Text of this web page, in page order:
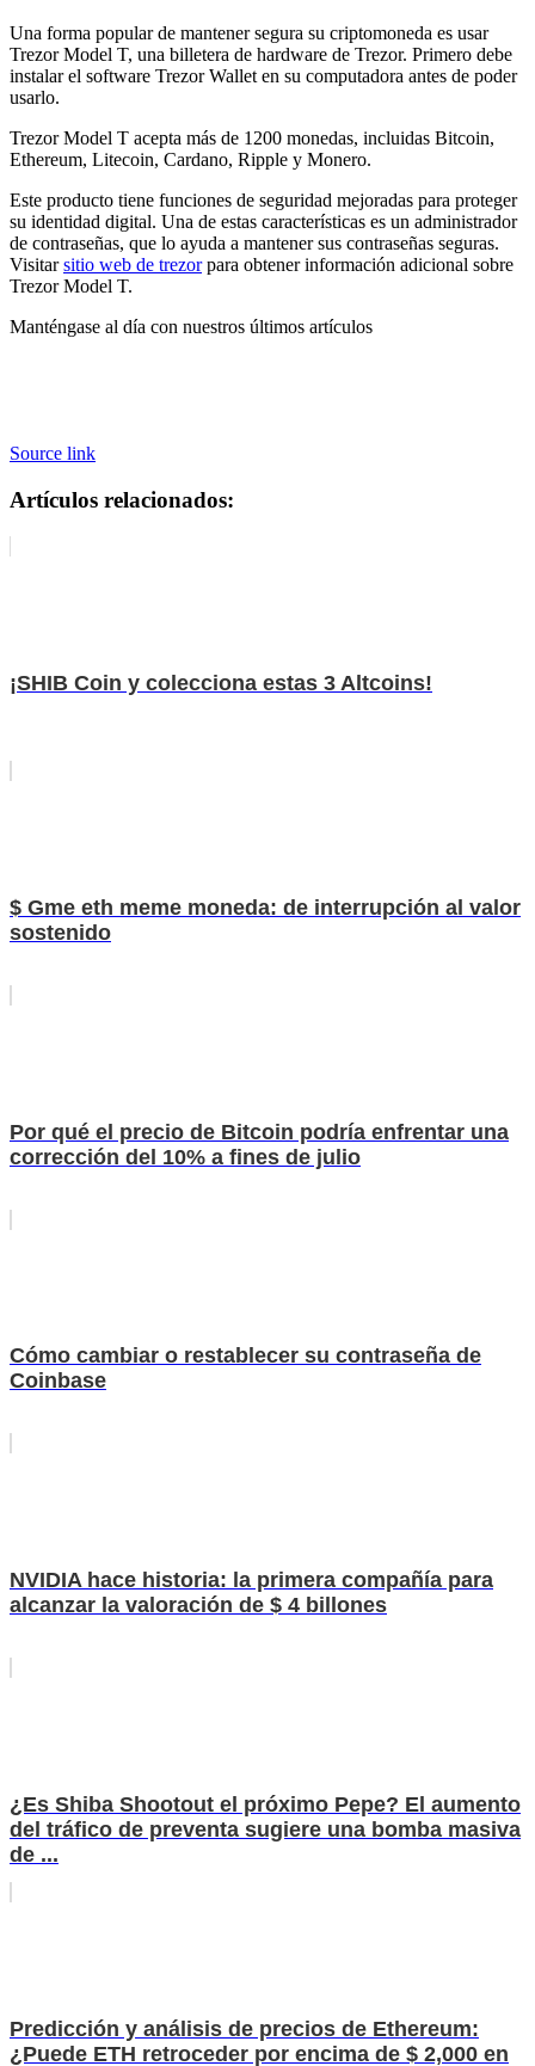
Una forma popular de mantener segura su criptomoneda es usar
Trezor Model T, una billetera de hardware de Trezor. Primero debe
instalar el software Trezor Wallet en su computadora antes de poder
usarlo.
Trezor Model T acepta más de 1200 monedas, incluidas Bitcoin,
Ethereum, Litecoin, Cardano, Ripple y Monero.
Este producto tiene funciones de seguridad mejoradas para proteger
su identidad digital. Una de estas características es un administrador
de contraseñas, que lo ayuda a mantener sus contraseñas seguras.
Visitarsitio web de trezorpara obtener información adicional sobre
Trezor Model T.
Manténgase al día con nuestros últimos artículos
Source link
Artículos relacionados:
¡SHIB Coin y colecciona estas 3 Altcoins!
$ Gme eth meme moneda: de interrupción al valor
sostenido
Por qué el precio de Bitcoin podría enfrentar una
corrección del 10% a fines de julio
Cómo cambiar o restablecer su contraseña de
Coinbase
NVIDIA hace historia: la primera compañía para
alcanzar la valoración de $ 4 billones
¿Es Shiba Shootout el próximo Pepe? El aumento
del tráfico de preventa sugiere una bomba masiva
de ...
Predicción y análisis de precios de Ethereum:
¿Puede ETH retroceder por encima de $ 2,000 en